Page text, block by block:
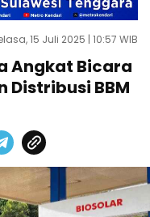
15 Juli 2025 | 10:57 WIB
Angkat Bicara
Distribusi BBM